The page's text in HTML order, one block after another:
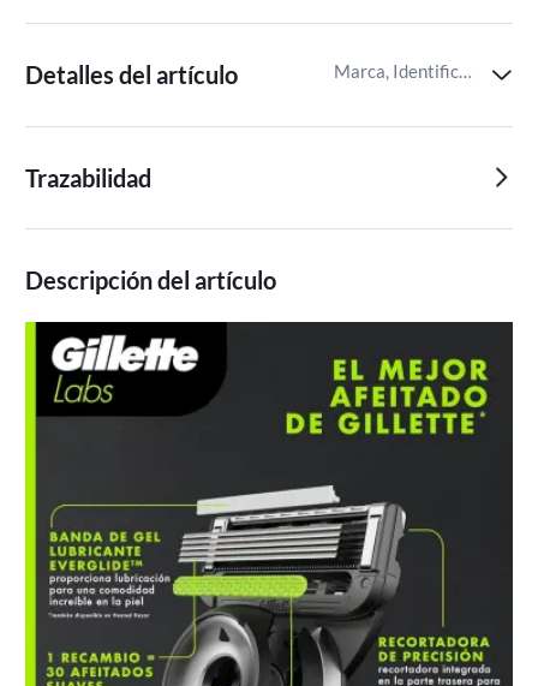
Detalles del artículo Marca, Identificador del artículo de Miravia
Trazabilidad
Descripción del artículo